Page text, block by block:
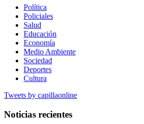
Política
Policiales
Salud
Educación
Economía
Medio Ambiente
Sociedad
Deportes
Cultura
Tweets by capillaonline
Noticias recientes